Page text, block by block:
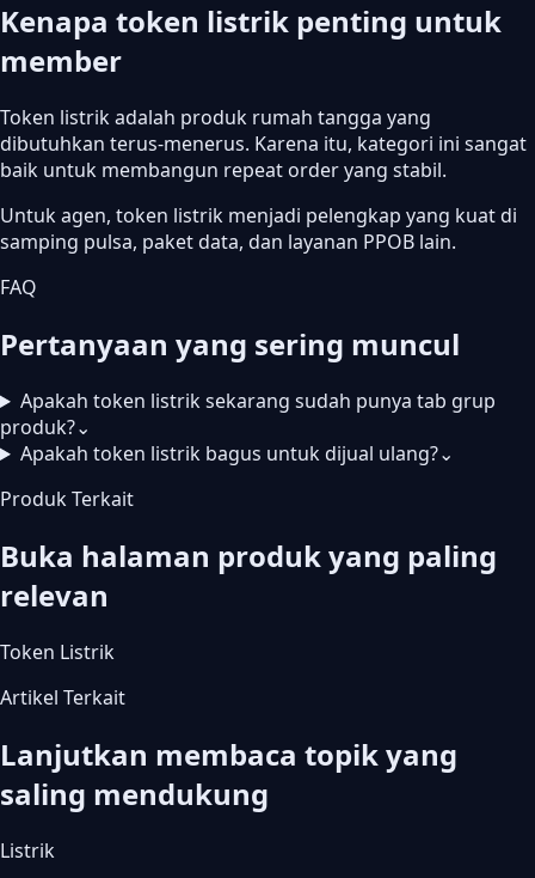
Kenapa token listrik penting untuk
member
Token listrik adalah produk rumah tangga yang
dibutuhkan terus-menerus. Karena itu, kategori ini sangat
baik untuk membangun repeat order yang stabil.
Untuk agen, token listrik menjadi pelengkap yang kuat di
samping pulsa, paket data, dan layanan PPOB lain.
FAQ
Pertanyaan yang sering muncul
Apakah token listrik sekarang sudah punya tab grup
produk?⌄
Apakah token listrik bagus untuk dijual ulang?⌄
Produk Terkait
Buka halaman produk yang paling
relevan
Token Listrik
Artikel Terkait
Lanjutkan membaca topik yang
saling mendukung
Listrik